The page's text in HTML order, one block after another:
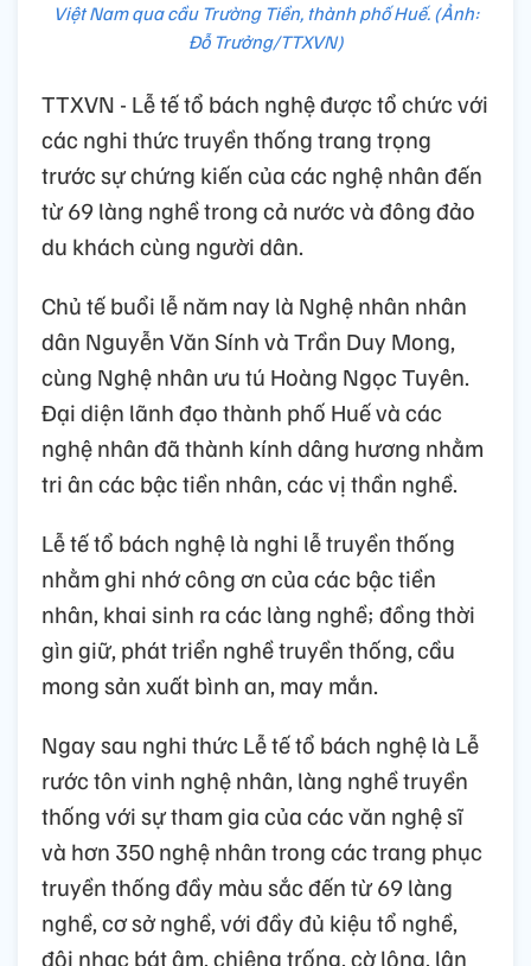
Việt Nam qua cầu Trường Tiền, thành phố Huế. (Ảnh:
Đỗ Trưởng/TTXVN)
TTXVN - Lễ tế tổ bách nghệ được tổ chức với
các nghi thức truyền thống trang trọng
trước sự chứng kiến của các nghệ nhân đến
từ 69 làng nghề trong cả nước và đông đảo
du khách cùng người dân.
Chủ tế buổi lễ năm nay là Nghệ nhân nhân
dân Nguyễn Văn Sính và Trần Duy Mong,
cùng Nghệ nhân ưu tú Hoàng Ngọc Tuyên.
Đại diện lãnh đạo thành phố Huế và các
nghệ nhân đã thành kính dâng hương nhằm
tri ân các bậc tiền nhân, các vị thần nghề.
Lễ tế tổ bách nghệ là nghi lễ truyền thống
nhằm ghi nhớ công ơn của các bậc tiền
nhân, khai sinh ra các làng nghề; đồng thời
gìn giữ, phát triển nghề truyền thống, cầu
mong sản xuất bình an, may mắn.
Ngay sau nghi thức Lễ tế tổ bách nghệ là Lễ
rước tôn vinh nghệ nhân, làng nghề truyền
thống với sự tham gia của các văn nghệ sĩ
và hơn 350 nghệ nhân trong các trang phục
truyền thống đầy màu sắc đến từ 69 làng
nghề, cơ sở nghề, với đầy đủ kiệu tổ nghề,
đội nhạc bát âm, chiêng trống, cờ lộng, lân